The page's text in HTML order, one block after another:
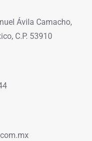
Ávila Camacho,
C.P. 53910